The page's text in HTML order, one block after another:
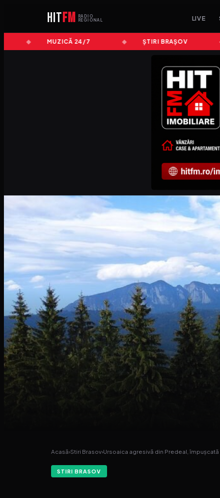
HITFM
RADIO
REGIONAL
LIVE
MUZICĂ 24/7 ȘTIRI BRAȘOV
Acasă›Stiri Brasov›Ursoaica agresivă din Predeal, împușcată
STIRI BRASOV